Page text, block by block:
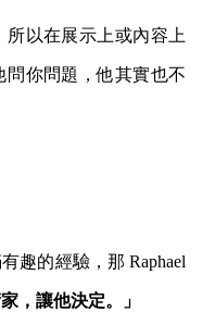
以在展示上或內容上
你問題，他其實也不
趣的經驗，那 Raphael
，讓他決定。」